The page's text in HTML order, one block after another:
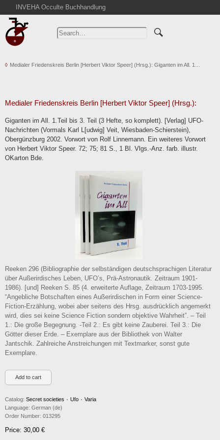
INVEHA Occulte Buchhandlung
Home
Advanced Search
Cart
Contact
Terms
Withdrawal
Medialer Friedenskreis Berlin [Herbert Viktor Speer] (Hrsg.): Giganten im All. 1…
Medialer Friedenskreis Berlin [Herbert Viktor Speer] (Hrsg.):
Giganten im All. 1.Teil bis 3. Teil (3 Hefte, so komplett). [Verlag] UFO-
Nachrichten (Vormals Karl L[udwig] Veit, Wiesbaden-Schierstein),
Obergünzburg 2002. Vorwort von Rolf Linnemann. Ein weiteres Vorwort
von Herbert Viktor Speer. 72; 75; 81 S., 1 Bl. Vlgs.-Anz. farb. illustr.
OKarton Bde.
Reeken 296 (Bibliographie der selbständigen deutschsprachigen Literatur
über Außerirdisches Leben, UFO’s, Prä-Astronautik. Zeitraum 1901-
1986). [und] Reeken S. 85 (4. erweiterte Auflage, Zeitraum 1703-1995.
“Angebliche Botschaften eines Außerirdischen in Form einer Science-
Fiction-Erzählung, wobei aber seitens des Hrsg. ausdrücklich angemerkt
wird, dies sei keine Science Fiction sondern objektive Wahrheit”. – Teil
1.: Die große Begegnung. -Teil 2.: Es gibt keine Zauberei. Teil 3.: Die
Götter dieser Erde. – Exemplare aus der Bibliothek von Walter
Jantschik. Zahlreiche Anstreichungen mit Textmarker, sonst gute
Exemplare.
Catalog: Secret societies ۰ Ufo ۰ Varia
Language: German (de)
Order Number: 013295
Price: 30,00 €